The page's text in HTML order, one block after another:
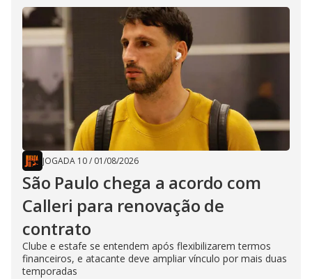
JOGADA 10/ 01/08/2026
São Paulo chega a acordo com
Calleri para renovação de
contrato
Clube e estafe se entendem após flexibilizarem termos
financeiros, e atacante deve ampliar vínculo por mais duas
temporadas